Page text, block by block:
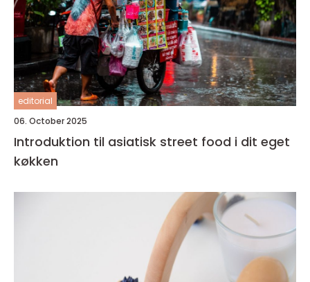
editorial
06. October 2025
Introduktion til asiatisk street food i dit eget
køkken